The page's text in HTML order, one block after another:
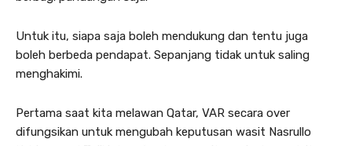
Untuk itu, siapa saja boleh mendukung dan tentu juga
boleh berbeda pendapat. Sepanjang tidak untuk saling
menghakimi.
Pertama saat kita melawan Qatar, VAR secara over
difungsikan untuk mengubah keputusan wasit Nasrullo